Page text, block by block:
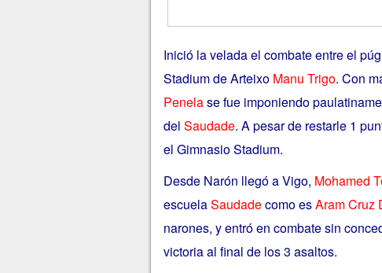
Inició la velada el combate entre el
Stadium de ArteixoManu Trigo. Con
Penelase fue imponiendo
del Saudade. A pesar de restarle 1
el Gimnasio Stadium.
Desde Narón llegó a Vigo, Mohamed
escuelaSaudadecomo esAram Cruz
narones, y entró en combate sin
victoria al final de los 3 asaltos.